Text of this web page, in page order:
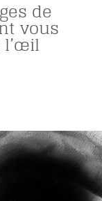
de
vous
l’œil